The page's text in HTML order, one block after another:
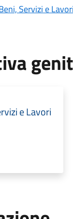
Servizi e Lavori
e Lavori